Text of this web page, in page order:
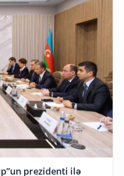
prezidenti ilə